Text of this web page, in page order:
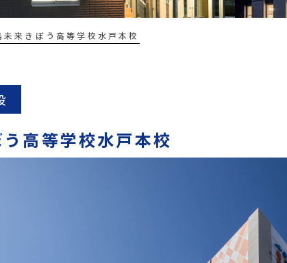
未来きぼう高等学校水戸本校
高等学校水戸本校